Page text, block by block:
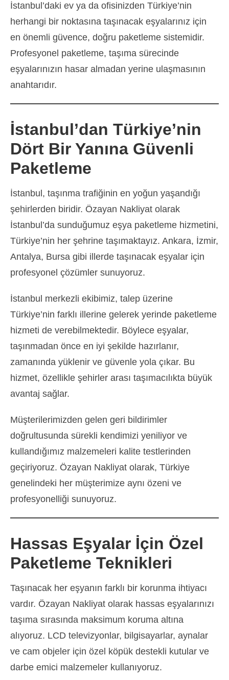
İstanbul’daki ev ya da ofisinizden Türkiye’nin
herhangi bir noktasına taşınacak eşyalarınız için
en önemli güvence, doğru paketleme sistemidir.
Profesyonel paketleme, taşıma sürecinde
eşyalarınızın hasar almadan yerine ulaşmasının
anahtarıdır.
İstanbul’dan Türkiye’nin
Dört Bir Yanına Güvenli
Paketleme
İstanbul, taşınma trafiğinin en yoğun yaşandığı
şehirlerden biridir. Özayan Nakliyat olarak
İstanbul’da sunduğumuz eşya paketleme hizmetini,
Türkiye’nin her şehrine taşımaktayız. Ankara, İzmir,
Antalya, Bursa gibi illerde taşınacak eşyalar için
profesyonel çözümler sunuyoruz.
İstanbul merkezli ekibimiz, talep üzerine
Türkiye’nin farklı illerine gelerek yerinde paketleme
hizmeti de verebilmektedir. Böylece eşyalar,
taşınmadan önce en iyi şekilde hazırlanır,
zamanında yüklenir ve güvenle yola çıkar. Bu
hizmet, özellikle şehirler arası taşımacılıkta büyük
avantaj sağlar.
Müşterilerimizden gelen geri bildirimler
doğrultusunda sürekli kendimizi yeniliyor ve
kullandığımız malzemeleri kalite testlerinden
geçiriyoruz. Özayan Nakliyat olarak, Türkiye
genelindeki her müşterimize aynı özeni ve
profesyonelliği sunuyoruz.
Hassas Eşyalar İçin Özel
Paketleme Teknikleri
Taşınacak her eşyanın farklı bir korunma ihtiyacı
vardır. Özayan Nakliyat olarak hassas eşyalarınızı
taşıma sırasında maksimum koruma altına
alıyoruz. LCD televizyonlar, bilgisayarlar, aynalar
ve cam objeler için özel köpük destekli kutular ve
darbe emici malzemeler kullanıyoruz.